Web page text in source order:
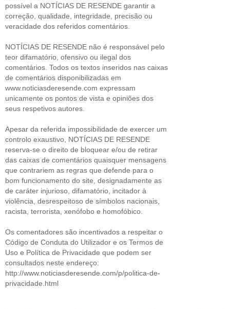
possível a NOTÍCIAS DE RESENDE garantir a
correção, qualidade, integridade, precisão ou
veracidade dos referidos comentários.
NOTÍCIAS DE RESENDE não é responsável pelo
teor difamatório, ofensivo ou ilegal dos
comentários. Todos os textos inseridos nas caixas
de comentários disponibilizadas em
www.noticiasderesende.com expressam
unicamente os pontos de vista e opiniões dos
seus respetivos autores.
Apesar da referida impossibilidade de exercer um
controlo exaustivo, NOTÍCIAS DE RESENDE
reserva-se o direito de bloquear e/ou de retirar
das caixas de comentários quaisquer mensagens
que contrariem as regras que defende para o
bom funcionamento do site, designadamente as
de caráter injurioso, difamatório, incitador à
violência, desrespeitoso de símbolos nacionais,
racista, terrorista, xenófobo e homofóbico.
Os comentadores são incentivados a respeitar o
Código de Conduta do Utilizador e os Termos de
Uso e Política de Privacidade que podem ser
consultados neste endereço:
http://www.noticiasderesende.com/p/politica-de-
privacidade.html